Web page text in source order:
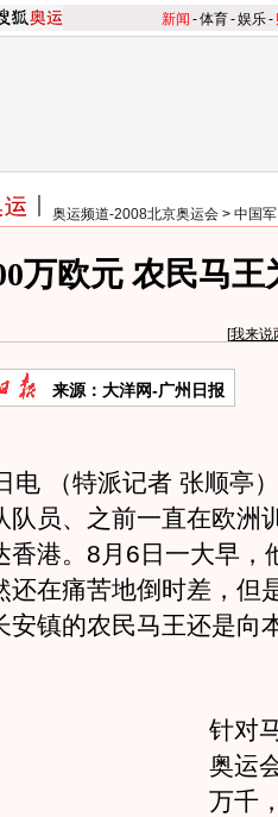
新闻 -体育-娱乐-
奥运频道-2008北京奥运会 > 中国
万欧元 农民马
[我来说
来源：大洋网-广州日报
（特派记者 张顺亭
队员、之前一直在欧洲
香港。8月6日一大早，
还在痛苦地倒时差，但
安镇的农民马王还是向
针对
奥运
万千